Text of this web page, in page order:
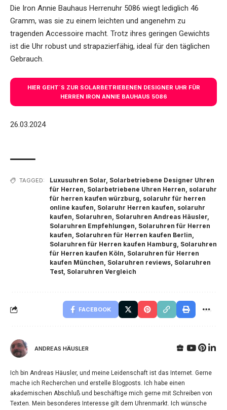
Die Iron Annie Bauhaus Herrenuhr 5086 wiegt lediglich 46
Gramm, was sie zu einem leichten und angenehm zu
tragenden Accessoire macht. Trotz ihres geringen Gewichts
ist die Uhr robust und strapazierfähig, ideal für den täglichen
Gebrauch.
HIER GEHT´S ZUR SOLARBETRIEBENEN DESIGNER UHR FÜR
HERREN IRON ANNIE BAUHAUS 5086
26.03.2024
TAGGED: Luxusuhren Solar, Solarbetriebene Designer Uhren
für Herren, Solarbetriebene Uhren Herren, solaruhr
für herren kaufen würzburg, solaruhr für herren
online kaufen, Solaruhr Herren kaufen, solaruhr
kaufen, Solaruhren, Solaruhren Andreas Häusler,
Solaruhren Empfehlungen, Solaruhren für Herren
kaufen, Solaruhren für Herren kaufen Berlin,
Solaruhren für Herren kaufen Hamburg, Solaruhren
für Herren kaufen Köln, Solaruhren für Herren
kaufen München, Solaruhren reviews, Solaruhren
Test, Solaruhren Vergleich
FACEBOOK
ANDREAS HÄUSLER
Ich bin Andreas Häusler, und meine Leidenschaft ist das Internet. Gerne
mache ich Recherchen und erstelle Blogposts. Ich habe einen
akademischen Abschluß und beschäftige mich gerne mit Schreiben von
Texten. Mein besonderes Interesse gilt dem Uhrenmarkt. Ich wünsche